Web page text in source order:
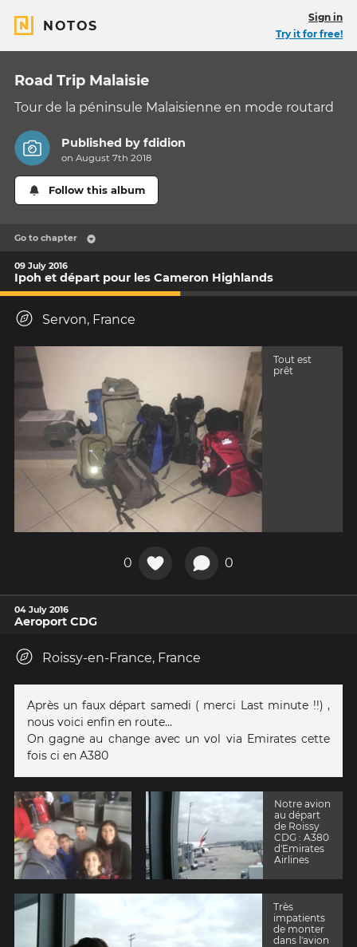
NOTOS
Sign in
Try it for free!
Road Trip Malaisie
Tour de la péninsule Malaisienne en mode routard
Published byfdidion
on August 7th 2018
Follow this album
Go to chapter
09 July 2016
Ipoh et départ pour les Cameron Highlands
Servon, France
Tout est
prêt
0 0
04 July 2016
Aeroport CDG
Roissy-en-France, France
Après un faux départ samedi ( merci Last minute !!) ,
nous voici enfin en route...
On gagne au change avec un vol via Emirates cette
fois ci en A380
Notre avion
au départ
de Roissy
CDG : A380
d'Emirates
Airlines
Très
impatients
de monter
dans l'avion